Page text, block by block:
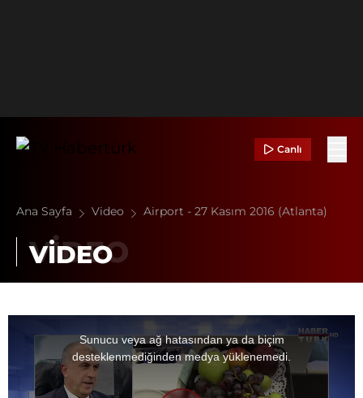
Canlı
Ana Sayfa Video Airport - 27 Kasım 2016 (Atlanta)
VİDEO
Sunucu veya ağ hatasından ya da biçim
desteklenmediğinden medya yüklenemedi.